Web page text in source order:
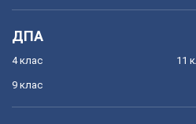
ДПА
4 клас
9 клас
11